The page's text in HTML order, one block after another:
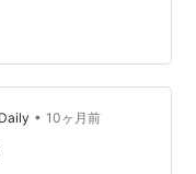
商品が並んでいま
フラワーベースで
説明にある通り、
りして使えます。
れてお花を飾れま
• 10ヶ月前